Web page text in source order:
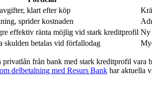
klart efter köp
sprider kostnaden
effektiv ränta möjlig vid stark kreditprofil Ny
skulden betalas vid förfallodag
från bank med stark kreditprofil
delbetalning med Resurs Bank har aktuella